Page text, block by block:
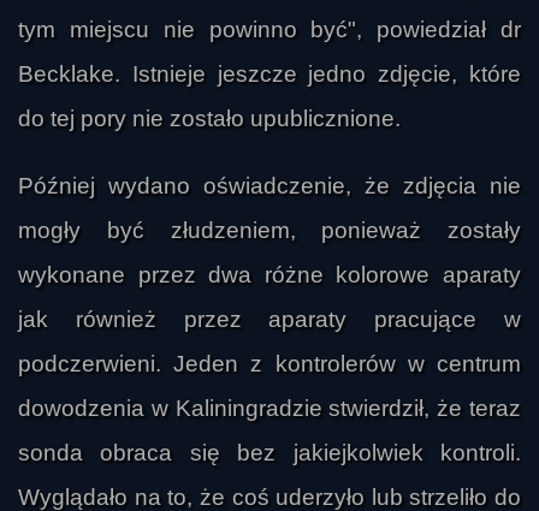
tym miejscu nie powinno być", powiedział dr
Becklake. Istnieje jeszcze jedno zdjęcie, które
do tej pory nie zostało upublicznione.
Później wydano oświadczenie, że zdjęcia nie
mogły być złudzeniem, ponieważ zostały
wykonane przez dwa różne kolorowe aparaty
jak również przez aparaty pracujące w
podczerwieni. Jeden z kontrolerów w centrum
dowodzenia w Kaliningradzie stwierdził, że teraz
sonda obraca się bez jakiejkolwiek kontroli.
Wyglądało na to, że coś uderzyło lub strzeliło do